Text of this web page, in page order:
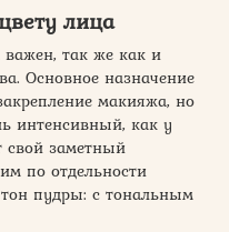
лица
так же как и
Основное назначение
макияжа, но
интенсивный, как у
свой заметный
по отдельности
пудры: с тональным